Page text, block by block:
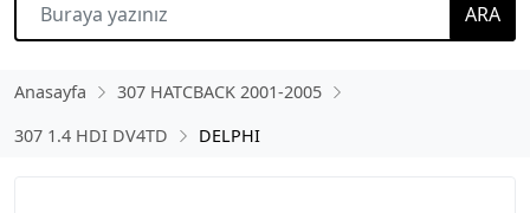
ARA
Anasayfa
307 HATCBACK 2001-2005
307 1.4 HDI DV4TD
DELPHI